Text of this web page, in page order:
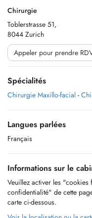
Chirurgie
Toblerstrasse 51,
8044 Zurich
Appeler pour prendre
Spécialités
Chirurgie Maxillo-facial -
Langues parlées
Français
Informations sur le
Veuillez activer les
confidentialité" de cette
carte ci-dessous.